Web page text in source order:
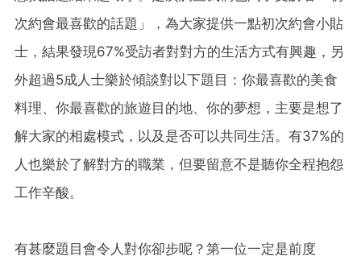
次約會最喜歡的話題」，為大家提供一點初次約會小貼
士，結果發現67%受訪者對對方的生活方式有興趣，另
外超過5成人士樂於傾談對以下題目：你最喜歡的美食
料理、你最喜歡的旅遊目的地、你的夢想，主要是想了
解大家的相處模式，以及是否可以共同生活。有37%的
人也樂於了解對方的職業，但要留意不是聽你全程抱怨
工作辛酸。
有甚麼題目會令人對你卻步呢？第一位一定是前度